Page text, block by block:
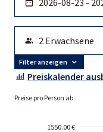
Filter anzeigen
Preiskalender
Preise pro Person ab
1550.00 €